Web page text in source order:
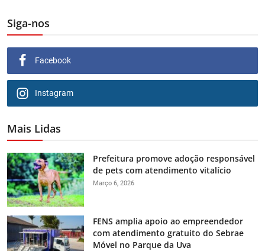
Siga-nos
Facebook
Instagram
Mais Lidas
Prefeitura promove adoção responsável
de pets com atendimento vitalício
Março 6, 2026
FENS amplia apoio ao empreendedor
com atendimento gratuito do Sebrae
Móvel no Parque da Uva